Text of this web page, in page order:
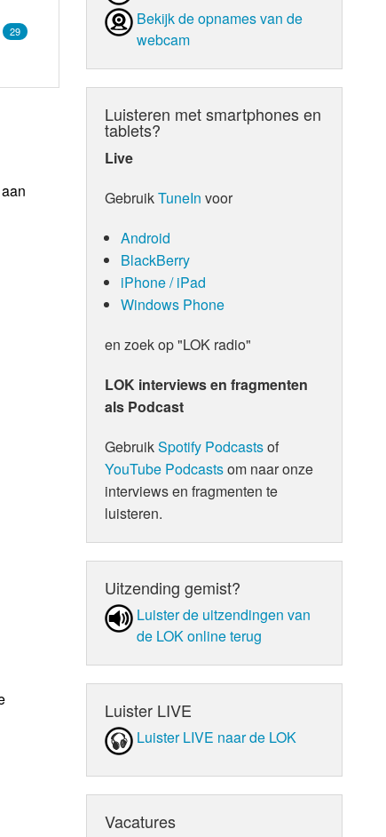
29
Bekijk de opnames van de
webcam
Luisteren met smartphones en
tablets?
Live
GebruikTuneIn voor
Android
BlackBerry
iPhone / iPad
Windows Phone
en zoek op "LOK radio"
LOK interviews en fragmenten
als Podcast
GebruikSpotify Podcastsof
YouTube Podcastsom naar onze
interviews en fragmenten te
luisteren.
Uitzending gemist?
Luister de uit­zen­din­gen van
de LOK online terug
Luister LIVE
Luister LIVE naar de LOK
Vacatures